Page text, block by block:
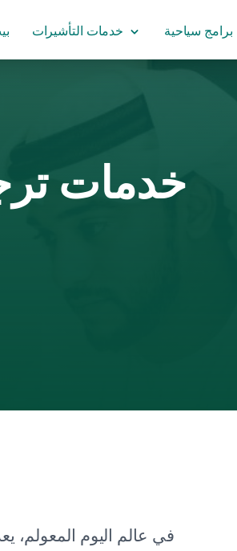
خدمات التأشيرات برامج سياحية
خدمات
في عالم اليوم المعولم،